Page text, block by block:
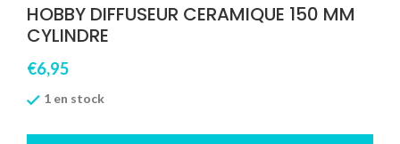
HOBBY DIFFUSEUR CERAMIQUE 150 MM
CYLINDRE
€6,95
1 en stock